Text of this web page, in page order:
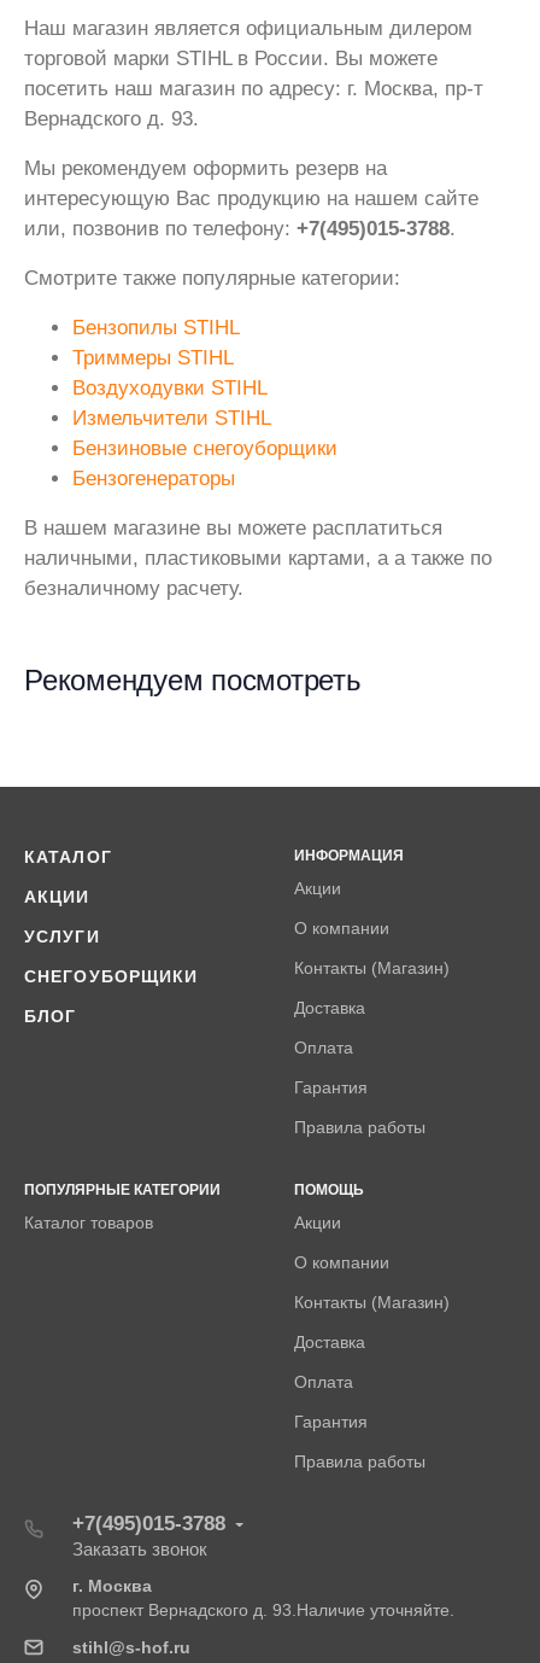
Наш магазин является официальным дилером
торговой марки STIHL в России. Вы можете
посетить наш магазин по адресу: г. Москва, пр-т
Вернадского д. 93.
Мы рекомендуем оформить резерв на
интересующую Вас продукцию на нашем сайте
или, позвонив по телефону: +7(495)015-3788.
Смотрите также популярные категории:
Бензопилы STIHL
Триммеры STIHL
Воздуходувки STIHL
Измельчители STIHL
Бензиновые снегоуборщики
Бензогенераторы
В нашем магазине вы можете расплатиться
наличными, пластиковыми картами, а а также по
безналичному расчету.
Рекомендуем посмотреть
КАТАЛОГ
АКЦИИ
УСЛУГИ
СНЕГОУБОРЩИКИ
БЛОГ
ИНФОРМАЦИЯ
Акции
О компании
Контакты (Магазин)
Доставка
Оплата
Гарантия
Правила работы
ПОПУЛЯРНЫЕ КАТЕГОРИИ
Каталог товаров
ПОМОЩЬ
Акции
О компании
Контакты (Магазин)
Доставка
Оплата
Гарантия
Правила работы
+7(495)015-3788
Заказать звонок
г. Москва
проспект Вернадского д. 93.Наличие уточняйте.
stihl@s-hof.ru